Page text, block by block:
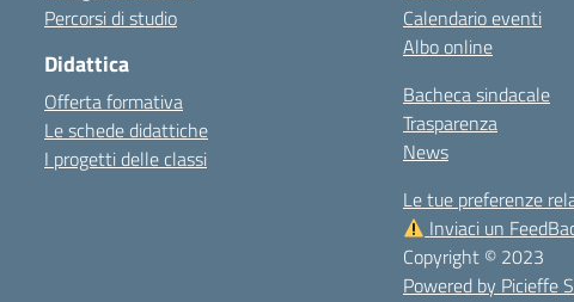
Percorsi di studio
Didattica
Offerta formativa
Le schede didattiche
I progetti delle classi
Calendario eventi
Albo online
Bacheca sindacale
Trasparenza
News
Le tue preferenze
Inviaci un
Copyright © 2023
Powered by Picieffe